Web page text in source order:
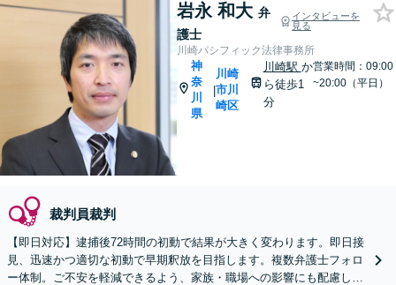
岩永 和大 弁
護士
インタビューを
見る
川崎パシフィック法律事務所
神
奈
川
県
|
川崎
市川
崎区
川崎駅 か
ら徒歩1
分
営業時間：09:00
~20:00（平日）
裁判員裁判
【即日対応】逮捕後72時間の初動で結果が大きく変わります。即日接
見、迅速かつ適切な初動で早期釈放を目指します。複数弁護士フォロ
ー体制。ご不安を軽減できるよう、家族・職場への影響にも配慮し、